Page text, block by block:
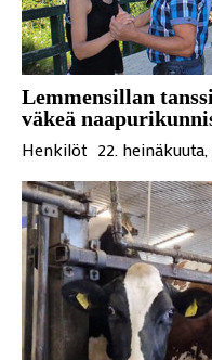
Lemmensillan
väkeä
Henkilöt 22.